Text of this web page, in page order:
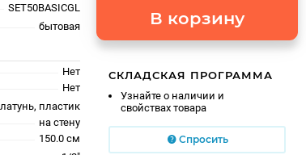
SET50BASICGL
бытовая
Нет
Нет
латунь, пластик
на стену
150.0 см
В корзину
СКЛАДСКАЯ ПРОГРАММА
Узнайте о наличии и
свойствах товара
Спросить